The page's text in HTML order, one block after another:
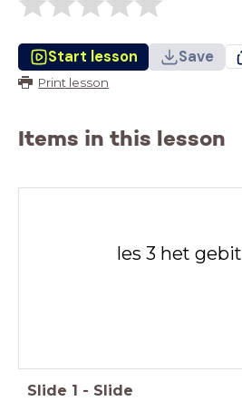
Start lesson Save
Print lesson
Items in this lesson
les 3 het gebit
Slide 1 - Slide